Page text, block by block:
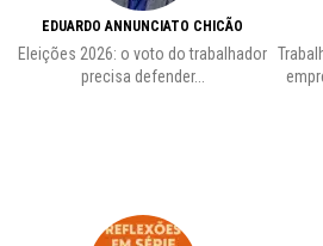
EDUARDO ANNUNCIATO CHICÃO
Eleições 2026: o voto do trabalhador
precisa defender...